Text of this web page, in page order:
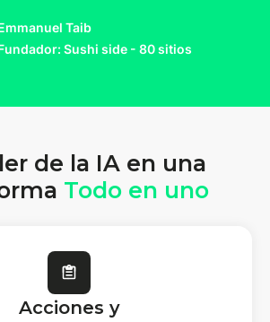
Taib
Sushi side - 80 sitios
de la IA en una
Todo en uno
Acciones y